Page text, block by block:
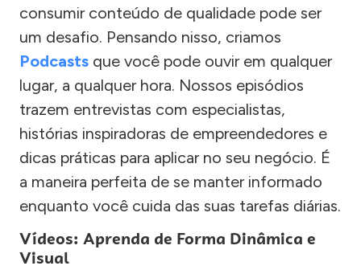
consumir conteúdo de qualidade pode ser
um desafio. Pensando nisso, criamos
Podcasts que você pode ouvir em qualquer
lugar, a qualquer hora. Nossos episódios
trazem entrevistas com especialistas,
histórias inspiradoras de empreendedores e
dicas práticas para aplicar no seu negócio. É
a maneira perfeita de se manter informado
enquanto você cuida das suas tarefas diárias.
Vídeos: Aprenda de Forma Dinâmica e
Visual